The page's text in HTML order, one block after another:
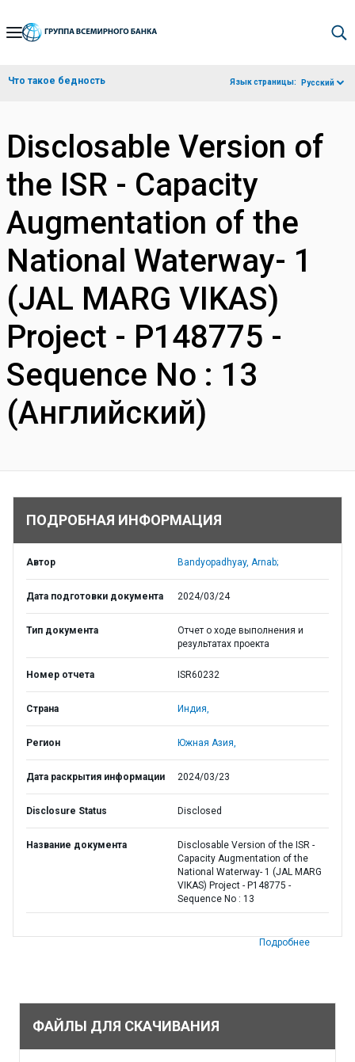
Skip
Navigation
Что такое бедность Язык страницы: Русский
Disclosable Version of
the ISR - Capacity
Augmentation of the
National Waterway- 1
(JAL MARG VIKAS)
Project - P148775 -
Sequence No : 13
(Английский)
ПОДРОБНАЯ ИНФОРМАЦИЯ
Автор Bandyopadhyay, Arnab;
Дата подготовки документа 2024/03/24
Тип документа
Отчет о ходе выполнения и
результатах проекта
Номер отчета ISR60232
Страна Индия,
Регион Южная Азия,
Дата раскрытия информации 2024/03/23
Disclosure Status Disclosed
Название документа
Disclosable Version of the ISR -
Capacity Augmentation of the
National Waterway- 1 (JAL MARG
VIKAS) Project - P148775 -
Sequence No : 13
Подробнее
ФАЙЛЫ ДЛЯ СКАЧИВАНИЯ